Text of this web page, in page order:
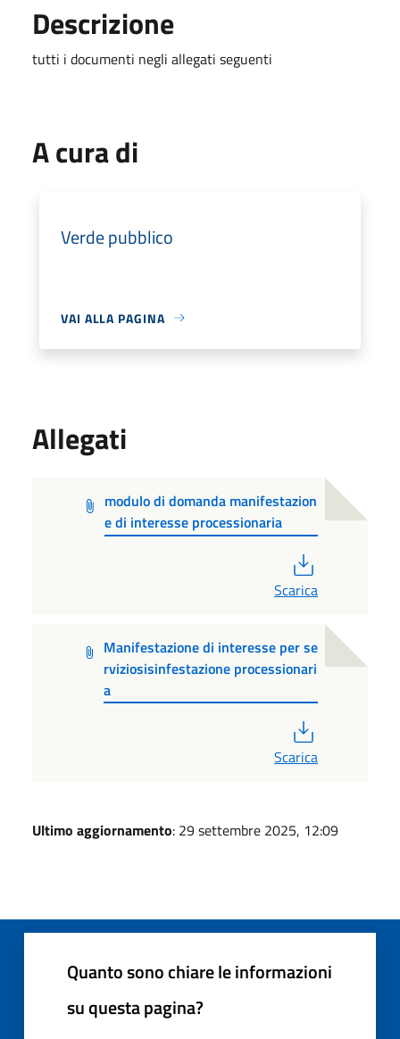
Descrizione
tutti i documenti negli allegati seguenti
A cura di
Verde pubblico
VAI ALLA PAGINA
Allegati
modulo di domanda manifestazion
e di interesse processionaria
Scarica
Manifestazione di interesse per se
rviziosisinfestazione processionari
a
Scarica
Ultimo aggiornamento: 29 settembre 2025, 12:09
Quanto sono chiare le informazioni
su questa pagina?